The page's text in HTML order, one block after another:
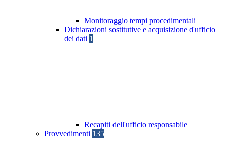
Monitoraggio tempi procedimentali
Dichiarazioni sostitutive e acquisizione d'ufficio
dei dati 1
Recapiti dell'ufficio responsabile
Provvedimenti 135